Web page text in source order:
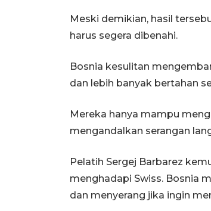
Meski demikian, hasil
harus segera dibenahi.
Bosnia kesulitan
dan lebih banyak bertahan
Mereka hanya mampu
mengandalkan serangan
Pelatih Sergej Barbarez
menghadapi Swiss. Bosnia
dan menyerang jika ingin